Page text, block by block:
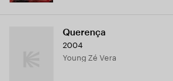
Querença
2004
Young Zé Vera